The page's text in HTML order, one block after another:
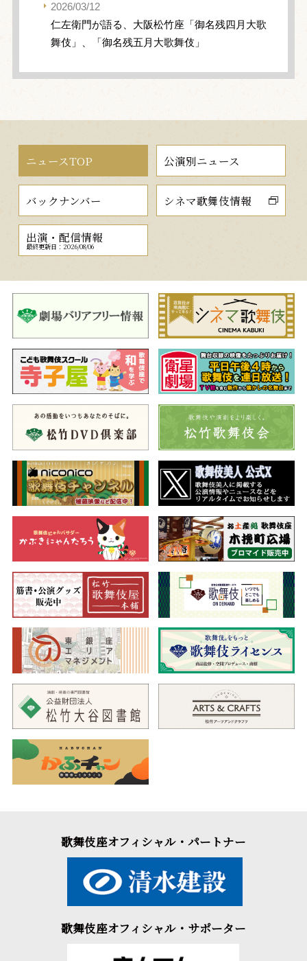
2026/03/12
仁左衛門が語る、大阪松竹座「御名残四月大歌
舞伎」、「御名残五月大歌舞伎」
ニュースTOP 公演別ニュース
バックナンバー シネマ歌舞伎情報
出演・配信情報
最終更新日：2026/08/06
歌舞伎座オフィシャル・パートナー
歌舞伎座オフィシャル・サポーター